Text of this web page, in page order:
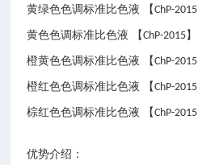
黄绿色色调标准比色液 【ChP-2015
黄色色调标准比色液 【ChP-2015】
橙黄色色调标准比色液 【ChP-2015
橙红色色调标准比色液 【ChP-2015
棕红色色调标准比色液 【ChP-2015
优势介绍：